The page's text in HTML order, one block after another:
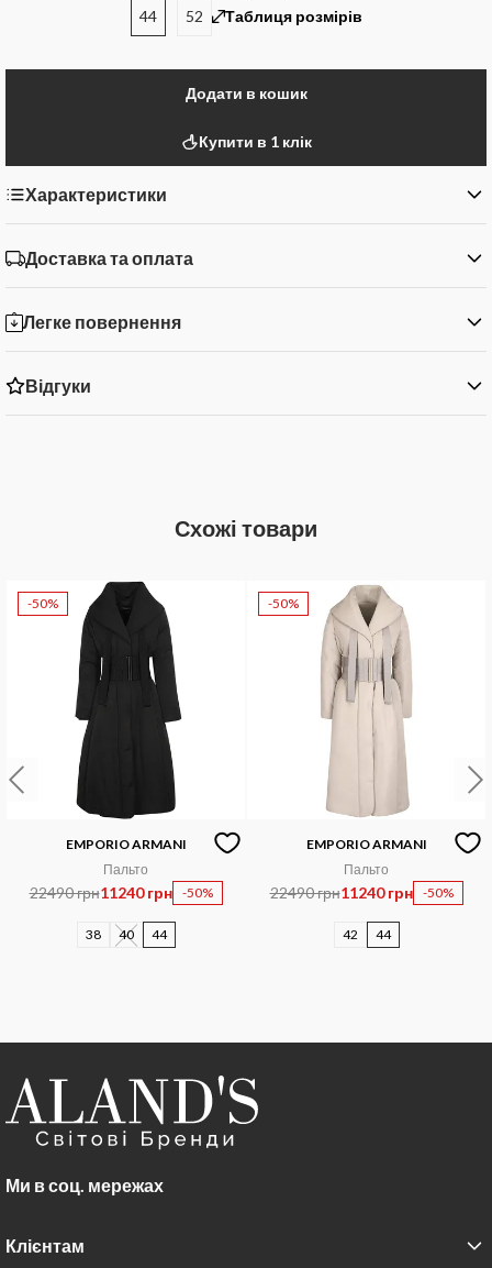
44 52 Таблиця розмірів
Додати в кошик
Купити в 1 клік
Характеристики
Доставка та оплата
Легке повернення
Відгуки
Схожі товари
-50%
EMPORIO ARMANI
Пальто
22490 грн11240 грн -50%
38 40 44
-50%
EMPORIO ARMANI
Пальто
22490 грн11240 грн -50%
42 44
Ми в соц. мережах
Клієнтам